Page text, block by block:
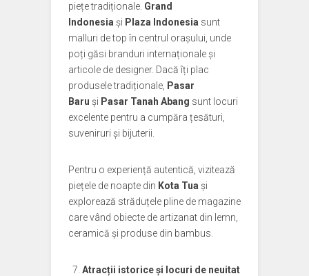
piețe tradiționale. Grand
Indonesia și Plaza Indonesia sunt
malluri de top în centrul orașului, unde
poți găsi branduri internaționale și
articole de designer. Dacă îți plac
produsele tradiționale, Pasar
Baru și Pasar Tanah Abang sunt locuri
excelente pentru a cumpăra țesături,
suveniruri și bijuterii.
Pentru o experiență autentică, vizitează
piețele de noapte din Kota Tua și
explorează străduțele pline de magazine
care vând obiecte de artizanat din lemn,
ceramică și produse din bambus.
Atracții istorice și locuri de neuitat